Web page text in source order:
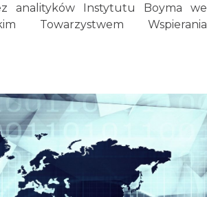
analityków Instytutu Boyma we
Towarzystwem Wspierania